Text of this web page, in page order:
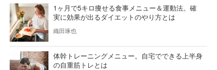
1ヶ月で5キロ痩せる食事メニュー＆運動法。確
実に効果が出るダイエットのやり方とは
織田琢也
体幹トレーニングメニュー。自宅でできる上半身
の自重筋トレとは